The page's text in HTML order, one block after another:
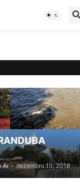
Ar - dezembro 10, 2018